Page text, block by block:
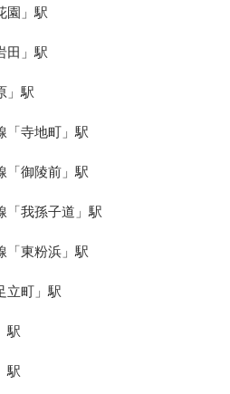
園」駅
田」駅
」駅
「寺地町」駅
「御陵前」駅
「我孫子道」駅
「東粉浜」駅
立町」駅
駅
駅